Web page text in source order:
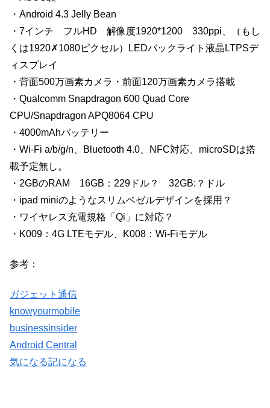
・Android 4.3 Jelly Bean
・7インチ フルHD 解像度1920*1200 330ppi、（もし
くは1920✗1080ピクセル）LEDバックライト液晶LTPSデ
ィスプレイ
・背面500万画素カメラ・前面120万画素カメラ搭載
・Qualcomm Snapdragon 600 Quad Core
CPU/Snapdragon APQ8064 CPU
・4000mAhバッテリー
・Wi-Fi a/b/g/n、Bluetooth 4.0、NFC対応、microSDは搭
載予定無し。
・2GBのRAM 16GB：229ドル？ 32GB:？ドル
・ipad miniのようなスリムベゼルデザインを採用？
・ワイヤレス充電規格「Qi」に対応？
・K009：4G LTEモデル、K008：Wi-Fiモデル
参考：
ガジェット通信
knowyourmobile
businessinsider
Android Central
気になる記になる